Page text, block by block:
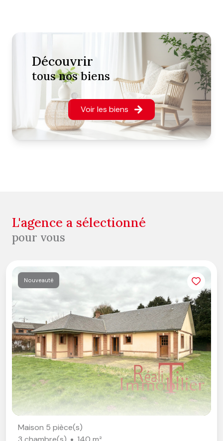
découvrir
tous nos biens
Voir les biens
l'agence a sélectionné
pour vous
Nouveauté
Maison 5 pièce(s)